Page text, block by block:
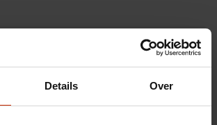
Details Over
in het ''Auto
BOVAG garantie.